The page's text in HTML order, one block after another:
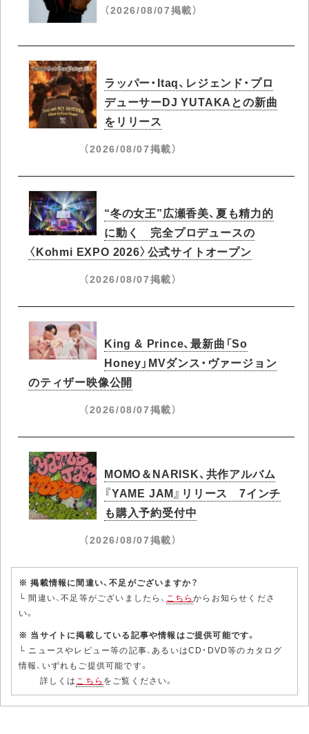
（2026/08/07掲載）
ラッパー・Itaq、レジェンド・プロ
デューサーDJ YUTAKAとの新曲
をリリース
（2026/08/07掲載）
“冬の女王”広瀬香美、夏も精力的
に動く 完全プロデュースの
〈Kohmi EXPO 2026〉公式サイトオープン
（2026/08/07掲載）
King & Prince、最新曲「So
Honey」MVダンス・ヴァージョン
のティザー映像公開
（2026/08/07掲載）
MOMO＆NARISK、共作アルバム
『YAME JAM』リリース 7インチ
も購入予約受付中
（2026/08/07掲載）
※ 掲載情報に間違い、不足がございますか？
└ 間違い、不足等がございましたら、 こちらからお知らせくださ
い。
※ 当サイトに掲載している記事や情報はご提供可能です。
└ ニュースやレビュー等の記事、あるいはCD・DVD等のカタログ
情報、いずれもご提供可能です。
詳しくはこちら をご覧ください。